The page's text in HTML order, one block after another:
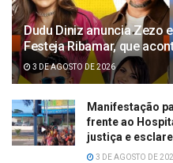
Dudu Diniz anuncia Zezo
Festeja Ribamar, que
3 DE AGOSTO DE 2026
Manifestação
frente ao
justiça e
3 DE AGOSTO DE